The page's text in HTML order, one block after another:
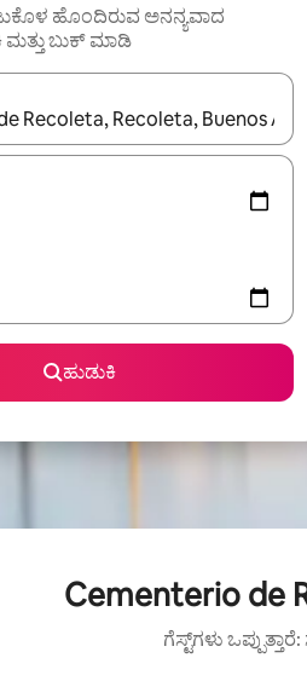
ಹೊಂದಿರುವ ಅನನ್ಯವಾದ
ಮತ್ತು ಬುಕ್ ಮಾಡಿ
ಅಪ್ ಮತ್ತು ಡೌನ್ ಬಾಣದ
ಹುಡುಕಿ
Cementerio
ಗೆಸ್ಟ್‌ಗಳು